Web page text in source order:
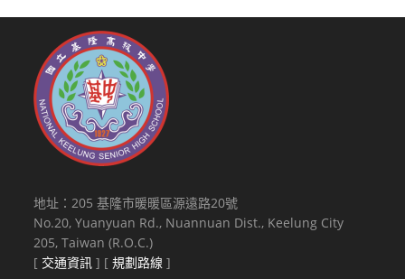
地址：205 基隆市暖暖區源遠路20號
No.20, Yuanyuan Rd., Nuannuan Dist., Keelung City
205, Taiwan (R.O.C.)
[ 交通資訊 ] [規劃路線 ]